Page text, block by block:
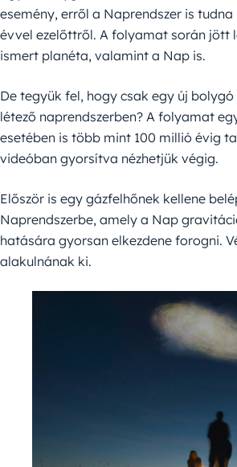
esemény, erről a Naprendszer is
évvel ezelőttről. A folyamat során jött
ismert planéta, valamint a Nap is.
De tegyük fel, hogy csak egy új
létező naprendszerben? A folyamat
esetében is több mint 100 millió évig
videóban gyorsítva nézhetjük végig.
Először is egy gázfelhőnek kellene
Naprendszerbe, amely a Nap
hatására gyorsan elkezdene forogni.
alakulnának ki.